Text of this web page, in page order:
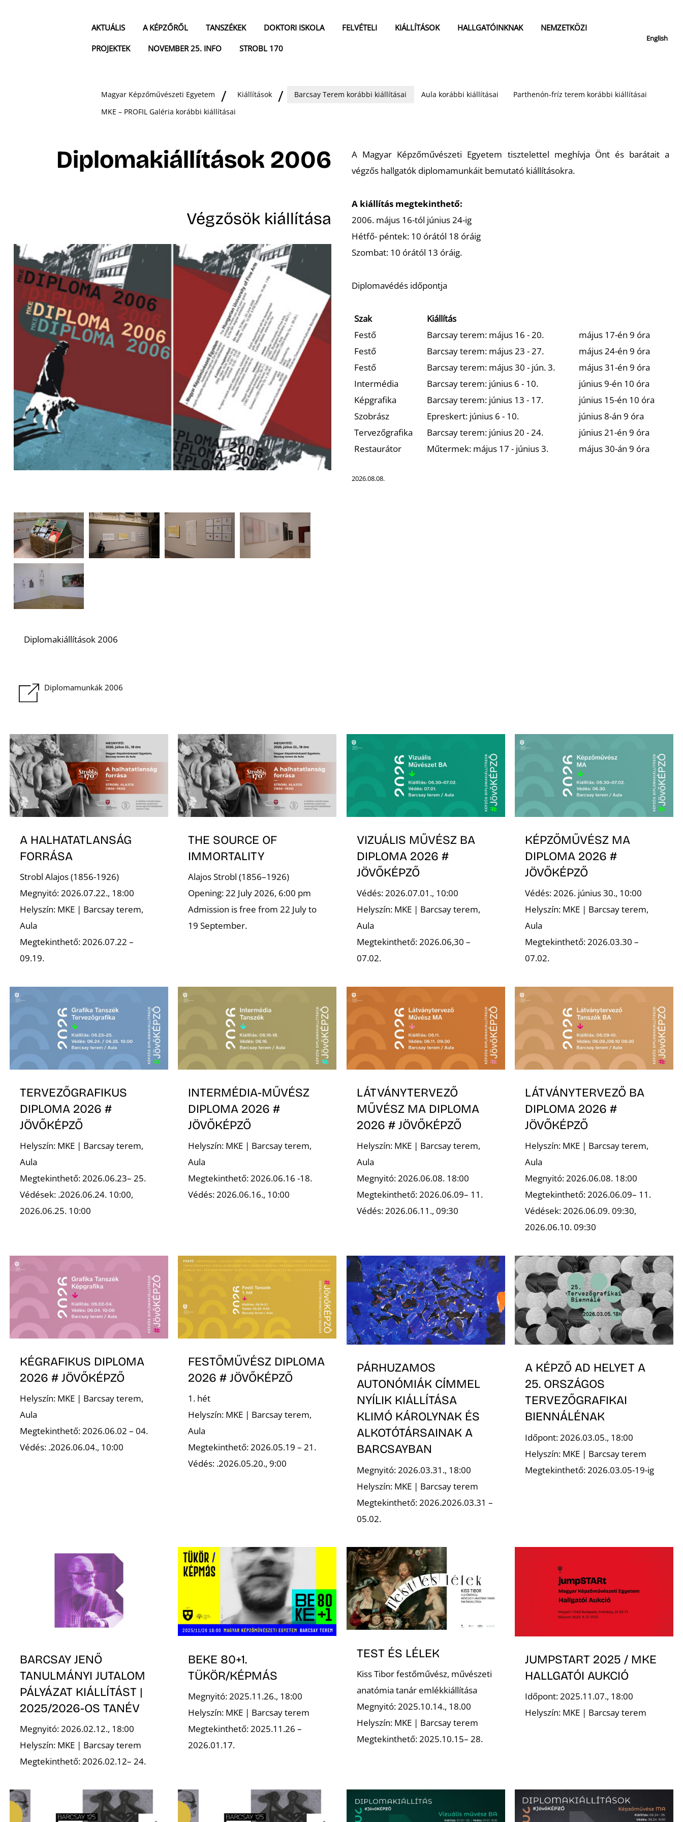
AKTUÁLIS A KÉPZŐRŐL TANSZÉKEK DOKTORI ISKOLA FELVÉTELI KIÁLLÍTÁSOK HALLGATÓINKNAK
NEMZETKÖZI
PROJEKTEK
NOVEMBER 25. INFO STROBL 170
English
Magyar Képzőművészeti Egyetem Kiállítások Barcsay Terem korábbi kiállításai Aula korábbi kiállításai
Parthenón-fríz terem korábbi kiállításai
MKE – PROFIL Galéria korábbi kiállításai
Diplomakiállítások 2006
Végzősök kiállítása
Diplomakiállítások 2006
Diplomamunkák 2006
A Magyar Képzőművészeti Egyetem tisztelettel meghívja Önt és barátait a
végzős hallgatók diplomamunkáit bemutató kiállításokra.
A kiállítás megtekinthető:
2006. május 16-tól június 24-ig
Hétfő- péntek: 10 órától 18 óráig
Szombat: 10 órától 13 óráig.
Diplomavédés időpontja
Szak
Kiállítás
Festő
Barcsay terem: május 16 - 20.
május 17-én 9 óra
Festő
Barcsay terem: május 23 - 27.
május 24-én 9 óra
Festő
Barcsay terem: május 30 - jún. 3.
május 31-én 9 óra
Intermédia
Barcsay terem: június 6 - 10.
június 9-én 10 óra
Képgrafika
Barcsay terem: június 13 - 17.
június 15-én 10 óra
Szobrász
Epreskert: június 6 - 10.
június 8-án 9 óra
Tervezőgrafika
Barcsay terem: június 20 - 24.
június 21-én 9 óra
Restaurátor
Műtermek: május 17 - június 3. május 30-án 9 óra
2026.08.08.
A HALHATATLANSÁG
FORRÁSA
Strobl Alajos (1856-1926)
Megnyitó: 2026.07.22., 18:00
Helyszín: MKE | Barcsay terem,
Aula
Megtekinthető: 2026.07.22 –
09.19.
THE SOURCE OF
IMMORTALITY
Alajos Strobl (1856–1926)
Opening: 22 July 2026, 6:00 pm
Admission is free from 22 July to
19 September.
VIZUÁLIS MŰVÉSZ BA
DIPLOMA 2026 #
JÖVŐKÉPZŐ
Védés: 2026.07.01., 10:00
Helyszín: MKE | Barcsay terem,
Aula
Megtekinthető: 2026.06,30 –
07.02.
KÉPZŐMŰVÉSZ MA
DIPLOMA 2026 #
JÖVŐKÉPZŐ
Védés: 2026. június 30., 10:00
Helyszín: MKE | Barcsay terem,
Aula
Megtekinthető: 2026.03.30 –
07.02.
TERVEZŐGRAFIKUS
DIPLOMA 2026 #
JÖVŐKÉPZŐ
Helyszín: MKE | Barcsay terem,
Aula
Megtekinthető: 2026.06.23– 25.
Védések: .2026.06.24. 10:00,
2026.06.25. 10:00
INTERMÉDIA-MŰVÉSZ
DIPLOMA 2026 #
JÖVŐKÉPZŐ
Helyszín: MKE | Barcsay terem,
Aula
Megtekinthető: 2026.06.16 -18.
Védés: 2026.06.16., 10:00
LÁTVÁNYTERVEZŐ
MŰVÉSZ MA DIPLOMA
2026 # JÖVŐKÉPZŐ
Helyszín: MKE | Barcsay terem,
Aula
Megnyitó: 2026.06.08. 18:00
Megtekinthető: 2026.06.09– 11.
Védés: 2026.06.11., 09:30
LÁTVÁNYTERVEZŐ BA
DIPLOMA 2026 #
JÖVŐKÉPZŐ
Helyszín: MKE | Barcsay terem,
Aula
Megnyitó: 2026.06.08. 18:00
Megtekinthető: 2026.06.09– 11.
Védések: 2026.06.09. 09:30,
2026.06.10. 09:30
KÉGRAFIKUS DIPLOMA
2026 # JÖVŐKÉPZŐ
Helyszín: MKE | Barcsay terem,
Aula
Megtekinthető: 2026.06.02 – 04.
Védés: .2026.06.04., 10:00
FESTŐMŰVÉSZ DIPLOMA
2026 # JÖVŐKÉPZŐ
1. hét
Helyszín: MKE | Barcsay terem,
Aula
Megtekinthető: 2026.05.19 – 21.
Védés: .2026.05.20., 9:00
PÁRHUZAMOS
AUTONÓMIÁK CÍMMEL
NYÍLIK KIÁLLÍTÁSA
KLIMÓ KÁROLYNAK ÉS
ALKOTÓTÁRSAINAK A
BARCSAYBAN
Megnyitó: 2026.03.31., 18:00
Helyszín: MKE | Barcsay terem
Megtekinthető: 2026.2026.03.31 –
05.02.
A KÉPZŐ AD HELYET A
25. ORSZÁGOS
TERVEZŐGRAFIKAI
BIENNÁLÉNAK
Időpont: 2026.03.05., 18:00
Helyszín: MKE | Barcsay terem
Megtekinthető: 2026.03.05-19-ig
BARCSAY JENŐ
TANULMÁNYI JUTALOM
PÁLYÁZAT KIÁLLÍTÁST |
2025/2026-OS TANÉV
Megnyitó: 2026.02.12., 18:00
Helyszín: MKE | Barcsay terem
Megtekinthető: 2026.02.12– 24.
BEKE 80+1.
TÜKÖR/KÉPMÁS
Megnyitó: 2025.11.26., 18:00
Helyszín: MKE | Barcsay terem
Megtekinthető: 2025.11.26 –
2026.01.17.
TEST ÉS LÉLEK
Kiss Tibor festőművész, művészeti
anatómia tanár emlékkiállítása
Megnyitó: 2025.10.14., 18.00
Helyszín: MKE | Barcsay terem
Megtekinthető: 2025.10.15– 28.
JUMPSTART 2025 / MKE
HALLGATÓI AUKCIÓ
Időpont: 2025.11.07., 18:00
Helyszín: MKE | Barcsay terem